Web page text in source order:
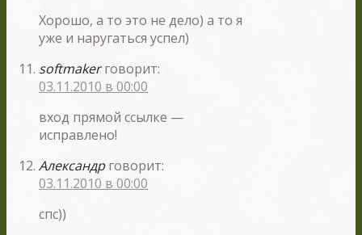
Хорошо, а то это не дело) а то я
уже и наругаться успел)
softmaker говорит:
03.11.2010 в 00:00
вход прямой ссылке —
исправлено!
Александрговорит:
03.11.2010 в 00:00
спс))